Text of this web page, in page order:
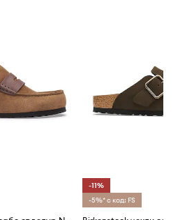
-11%
-5%* с код: FS